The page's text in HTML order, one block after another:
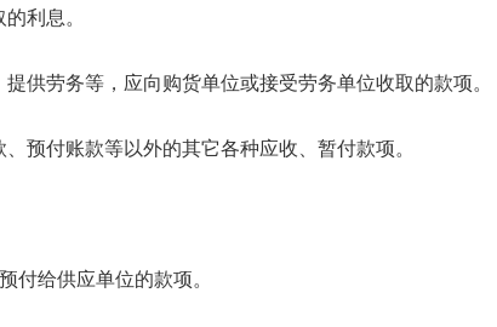
利息。
供劳务等，应向购货单位或接受劳务单位收取的款项。
预付账款等以外的其它各种应收、暂付款项。
付给供应单位的款项。